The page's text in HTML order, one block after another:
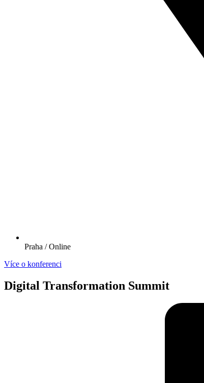
Praha / Online
Více o konferenci
Digital Transformation Summit